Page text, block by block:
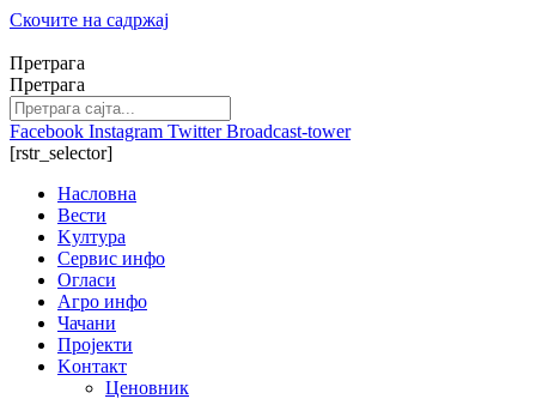
Скочите на садржај
Претрага
Претрага
Facebook Instagram Twitter Broadcast-tower
[rstr_selector]
Насловна
Вести
Kултура
Сервис инфо
Огласи
Агро инфо
Чачани
Пројекти
Kонтакт
Ценовник